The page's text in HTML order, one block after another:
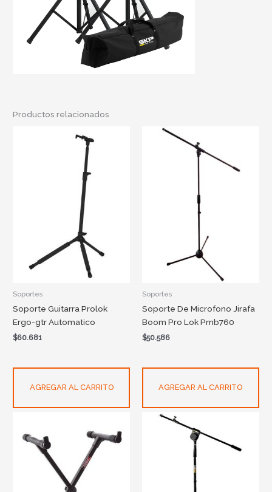
Productos relacionados
Soportes
Soporte Guitarra Prolok
Ergo-gtr Automatico
$60.681
AGREGAR AL CARRITO
Soportes
Soporte De Microfono Jirafa
Boom Pro Lok Pmb760
$50.586
AGREGAR AL CARRITO